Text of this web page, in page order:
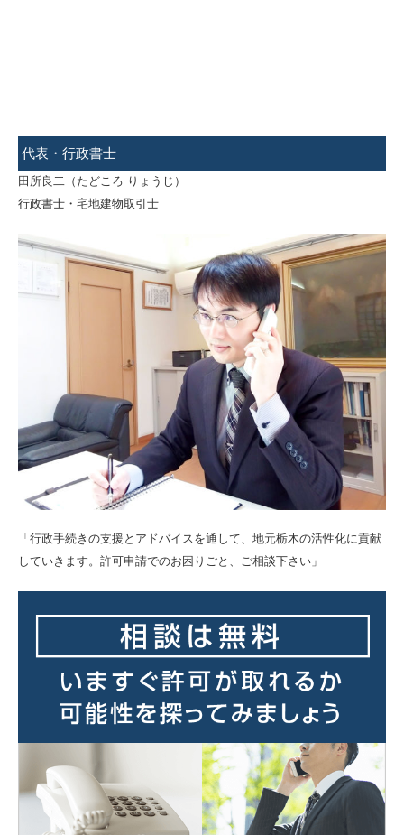
代表・行政書士
田所良二（たどころ りょうじ）
行政書士・宅地建物取引士
「行政手続きの支援とアドバイスを通して、地元栃木の活性化に貢献
していきます。許可申請でのお困りごと、ご相談下さい」